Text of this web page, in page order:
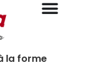
la forme